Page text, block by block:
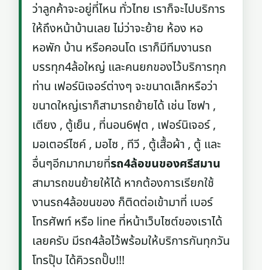
ว่าลูกค้าจะอยู่ที่ไหน ทั่วไทย เราก็จะไปบริการ
ให้ถึงหน้าบ้านเลย ไม่ว่าจะย้าย ห้อง หอ
หอพัก บ้าน หรือคอนโด เราก็มีทีมงานรถ
บรรทุก4ล้อใหญ่ และคนยกของไว้บริการทุก
ท่าน เฟอร์นิเจอร์ต่างๆ จะขนาดเล็กหรือว่า
ขนาดใหญ่เราก็สามารถย้ายได้ เช่น โซฟา ,
เตียง , ตู้เย็น , ที่นอน6ฟุต , เฟอร์นิเจอร์ ,
มอเตอร์ไซค์ , มอไซ , ทีวี , ตู้เสื้อผ้า , ตู้ และ
อื่นๆอีกมากมายที่รถ4ล้อขนของศรีสมาน
สามารถขนย้ายให้ได้ หากต้องการเรียกใช้
งานรถ4ล้อขนของ ก็ติดต่อเข้ามาที่ เบอร์
โทรศัพท์ หรือ line ที่หน้าเว็บไซต์ของเราได้
เลยครับ มีรถ4ล้อไว้พร้อมให้บริการกันทุกวัน
โทรปุ๊บ ได้คิวรถปั๊บ!!!